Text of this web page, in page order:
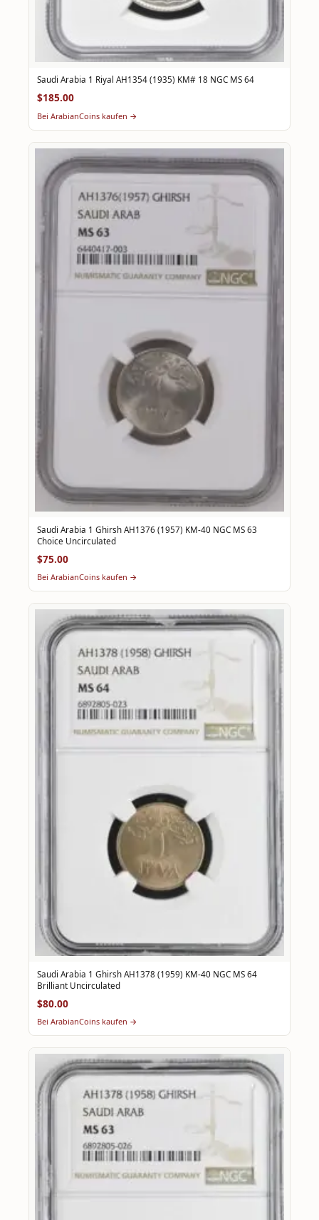
Saudi Arabia 1 Riyal AH1354 (1935) KM# 18 NGC MS 64
$185.00
Bei ArabianCoins kaufen →
Saudi Arabia 1 Ghirsh AH1376 (1957) KM-40 NGC MS 63
Choice Uncirculated
$75.00
Bei ArabianCoins kaufen →
Saudi Arabia 1 Ghirsh AH1378 (1959) KM-40 NGC MS 64
Brilliant Uncirculated
$80.00
Bei ArabianCoins kaufen →